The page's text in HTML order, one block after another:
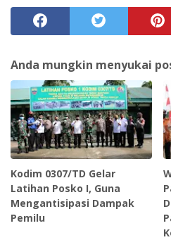
Anda mungkin menyukai
Kodim 0307/TD Gelar
Latihan Posko I, Guna
Mengantisipasi Dampak
Pemilu